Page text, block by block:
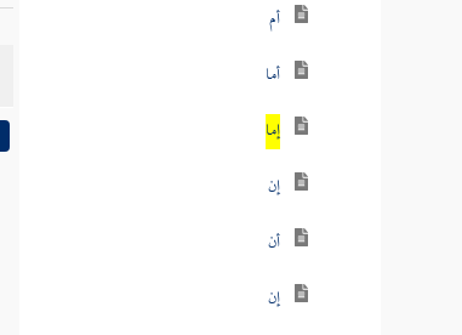
أم
أما
إما
إن
أن
إن